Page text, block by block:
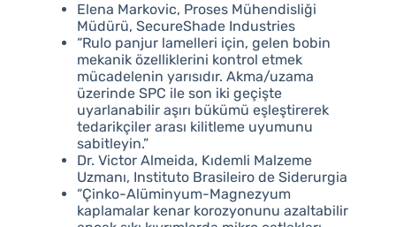
Elena Markovic, Proses Mühendisliği
Müdürü, SecureShade Industries
“Rulo panjur lamelleri için, gelen bobin
mekanik özelliklerini kontrol etmek
mücadelenin yarısıdır. Akma/uzama
üzerinde SPC ile son iki geçişte
uyarlanabilir aşırı bükümü eşleştirerek
tedarikçiler arası kilitleme uyumunu
sabitleyin.”
Dr. Victor Almeida, Kıdemli Malzeme
Uzmanı, Instituto Brasileiro de Siderurgia
“Çinko-Alüminyum-Magnezyum
kaplamalar kenar korozyonunu azaltabilir